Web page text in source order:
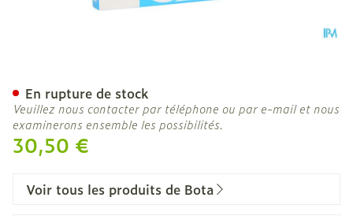
30,50 €
En rupture de stock
Veuillez nous contacter par téléphone ou par e-mail et nous
examinerons ensemble les possibilités.
Voir tous les produits de Bota